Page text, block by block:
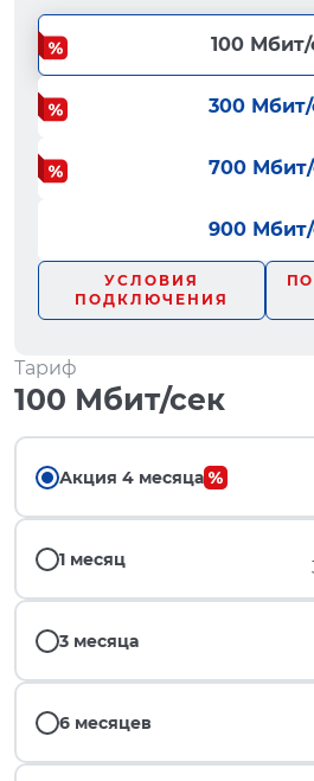
100 Мбит/
300 Мбит/
700 Мбит/
900 Мбит/
УСЛОВИЯ
ПОДКЛЮЧЕНИЯ
Тариф
100 Мбит/сек
Акция 4 месяца
1 месяц
3 месяца
6 месяцев